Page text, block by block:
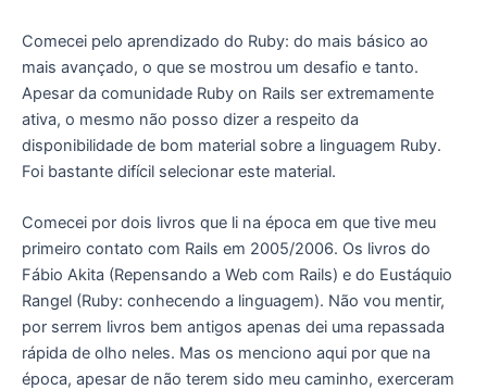
Comecei pelo aprendizado do Ruby: do mais básico ao
mais avançado, o que se mostrou um desafio e tanto.
Apesar da comunidade Ruby on Rails ser extremamente
ativa, o mesmo não posso dizer a respeito da
disponibilidade de bom material sobre a linguagem Ruby.
Foi bastante difícil selecionar este material.
Comecei por dois livros que li na época em que tive meu
primeiro contato com Rails em 2005/2006. Os livros do
Fábio Akita (Repensando a Web com Rails) e do Eustáquio
Rangel (Ruby: conhecendo a linguagem). Não vou mentir,
por serrem livros bem antigos apenas dei uma repassada
rápida de olho neles. Mas os menciono aqui por que na
época, apesar de não terem sido meu caminho, exerceram